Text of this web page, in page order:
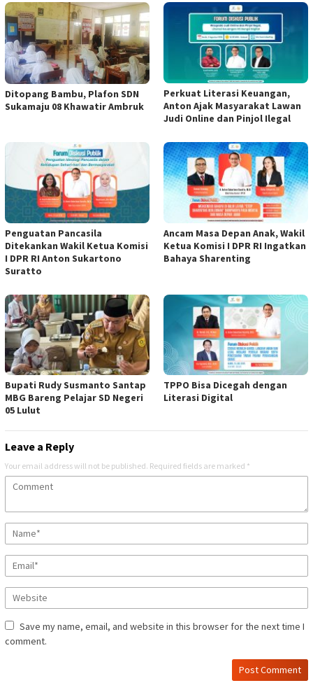
Ditopang Bambu, Plafon SDN
Sukamaju 08 Khawatir Ambruk
Perkuat Literasi Keuangan,
Anton Ajak Masyarakat Lawan
Judi Online dan Pinjol Ilegal
Penguatan Pancasila
Ditekankan Wakil Ketua Komisi
I DPR RI Anton Sukartono
Suratto
Ancam Masa Depan Anak, Wakil
Ketua Komisi I DPR RI Ingatkan
Bahaya Sharenting
Bupati Rudy Susmanto Santap
MBG Bareng Pelajar SD Negeri
05 Lulut
TPPO Bisa Dicegah dengan
Literasi Digital
Leave a Reply
Your email address will not be published. Required fields are marked *
Save my name, email, and website in this browser for the next time I
comment.